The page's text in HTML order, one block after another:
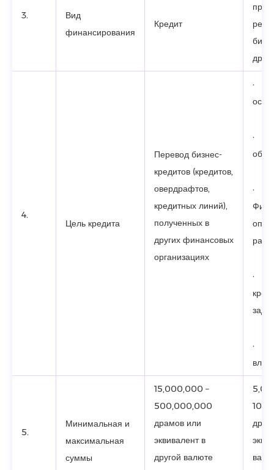
3.
Вид
финансирования
Кредит
4.
Цель кредита
Перевод бизнес-
кредитов (кредитов,
овердрафтов,
кредитных линий),
полученных в
других финансовых
организациях
·
·
·
·
·
5.
Минимальная и
максимальная
суммы
15,000,000 –
500,000,000
драмов или
эквивалент в
другой валюте